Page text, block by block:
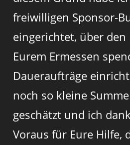
freiwilligen Sponsor-
eingerichtet, über
Eurem Ermessen
Daueraufträge
noch so kleine
geschätzt und ich
Voraus für Eure Hilfe,